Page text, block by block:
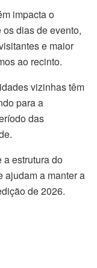
impacta o
dias de evento,
e maior
ao recinto.
vizinhas têm
para a
das
estrutura do
ajudam a manter a
de 2026.